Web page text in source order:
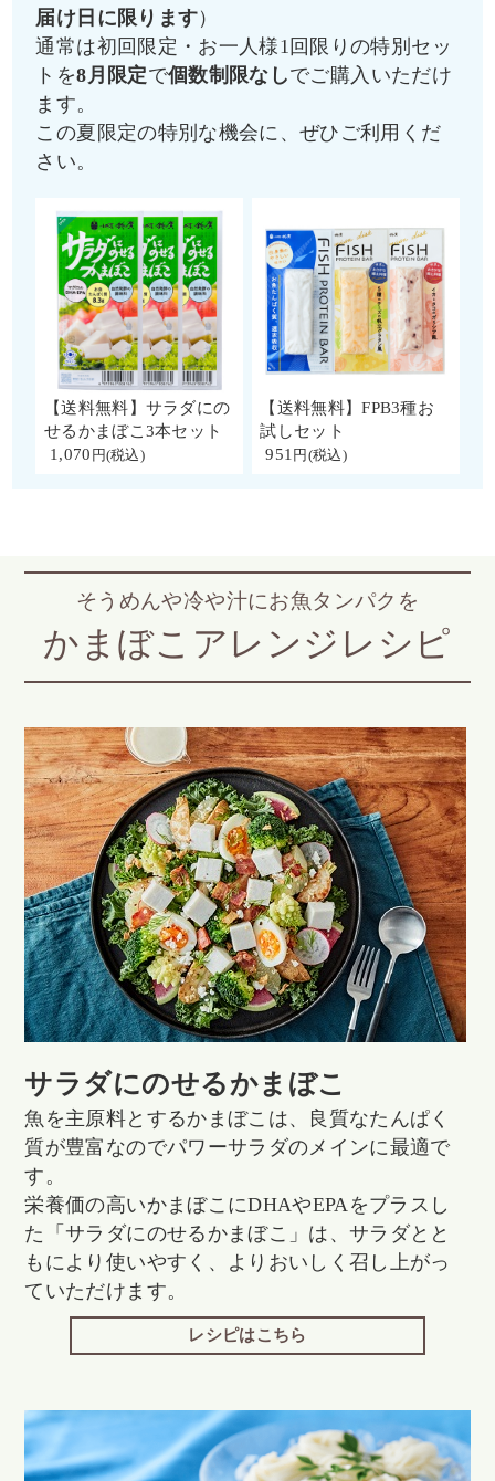
届け日に限ります）
通常は初回限定・お一人様1回限りの特別セッ
トを8月限定で個数制限なしでご購入いただけ
ます。
この夏限定の特別な機会に、ぜひご利用くだ
さい。
【送料無料】サラダにの
せるかまぼこ3本セット
1,070
【送料無料】FPB3種お
試しセット
951
そうめんや冷や汁にお魚タンパクを
かまぼこアレンジレシピ
サラダにのせるかまぼこ
魚を主原料とするかまぼこは、良質なたんぱく
質が豊富なのでパワーサラダのメインに最適で
す。
栄養価の高いかまぼこにDHAやEPAをプラスし
た「サラダにのせるかまぼこ」は、サラダとと
もにより使いやすく、よりおいしく召し上がっ
ていただけます。
レシピはこちら